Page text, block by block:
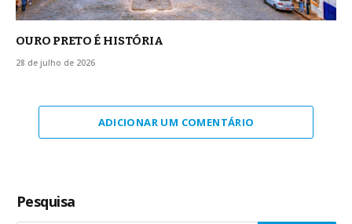
OURO PRETO É HISTÓRIA
28 de julho de 2026
ADICIONAR UM COMENTÁRIO
Pesquisa